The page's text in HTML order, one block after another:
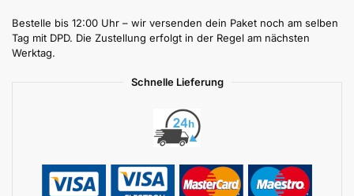
Bestelle bis 12:00 Uhr – wir versenden dein Paket noch am selben
Tag mit DPD. Die Zustellung erfolgt in der Regel am nächsten
Werktag.
Schnelle Lieferung